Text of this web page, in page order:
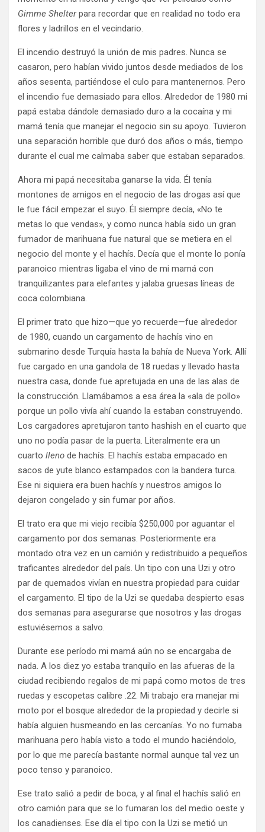
Gimme Shelterpara recordar que en realidad no todo era
flores y ladrillos en el vecindario.
El incendio destruyó la unión de mis padres. Nunca se
casaron, pero habían vivido juntos desde mediados de los
años sesenta, partiéndose el culo para mantenernos. Pero
el incendio fue demasiado para ellos. Alrededor de 1980 mi
papá estaba dándole demasiado duro a la cocaína y mi
mamá tenía que manejar el negocio sin su apoyo. Tuvieron
una separación horrible que duró dos años o más, tiempo
durante el cual me calmaba saber que estaban separados.
Ahora mi papá necesitaba ganarse la vida. Él tenía
montones de amigos en el negocio de las drogas así que
le fue fácil empezar el suyo. Él siempre decía, «No te
metas lo que vendas», y como nunca había sido un gran
fumador de marihuana fue natural que se metiera en el
negocio del monte y el hachís. Decía que el monte lo ponía
paranoico mientras ligaba el vino de mi mamá con
tranquilizantes para elefantes y jalaba gruesas líneas de
coca colombiana.
El primer trato que hizo—que yo recuerde—fue alrededor
de 1980, cuando un cargamento de hachís vino en
submarino desde Turquía hasta la bahía de Nueva York. Allí
fue cargado en una gandola de 18 ruedas y llevado hasta
nuestra casa, donde fue apretujada en una de las alas de
la construcción. Llamábamos a esa área la «ala de pollo»
porque un pollo vivía ahí cuando la estaban construyendo.
Los cargadores apretujaron tanto hashish en el cuarto que
uno no podía pasar de la puerta. Literalmente era un
cuarto lleno de hachís. El hachís estaba empacado en
sacos de yute blanco estampados con la bandera turca.
Ese ni siquiera era buen hachís y nuestros amigos lo
dejaron congelado y sin fumar por años.
El trato era que mi viejo recibía $250,000 por aguantar el
cargamento por dos semanas. Posteriormente era
montado otra vez en un camión y redistribuido a pequeños
traficantes alrededor del país. Un tipo con una Uzi y otro
par de quemados vivían en nuestra propiedad para cuidar
el cargamento. El tipo de la Uzi se quedaba despierto esas
dos semanas para asegurarse que nosotros y las drogas
estuviésemos a salvo.
Durante ese período mi mamá aún no se encargaba de
nada. A los diez yo estaba tranquilo en las afueras de la
ciudad recibiendo regalos de mi papá como motos de tres
ruedas y escopetas calibre .22. Mi trabajo era manejar mi
moto por el bosque alrededor de la propiedad y decirle si
había alguien husmeando en las cercanías. Yo no fumaba
marihuana pero había visto a todo el mundo haciéndolo,
por lo que me parecía bastante normal aunque tal vez un
poco tenso y paranoico.
Ese trato salió a pedir de boca, y al final el hachís salió en
otro camión para que se lo fumaran los del medio oeste y
los canadienses. Ese día el tipo con la Uzi se metió un